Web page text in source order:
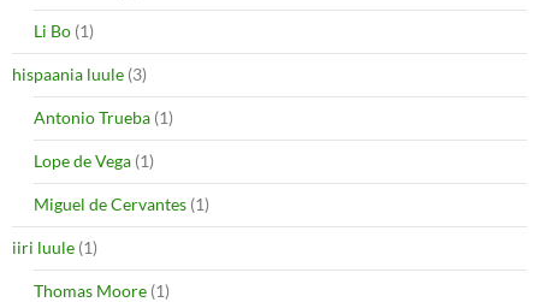
Li Bo (1)
hispaania luule (3)
Antonio Trueba (1)
Lope de Vega (1)
Miguel de Cervantes (1)
iiri luule (1)
Thomas Moore (1)